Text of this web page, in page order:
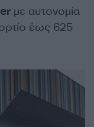
με αυτονομία
έως 625